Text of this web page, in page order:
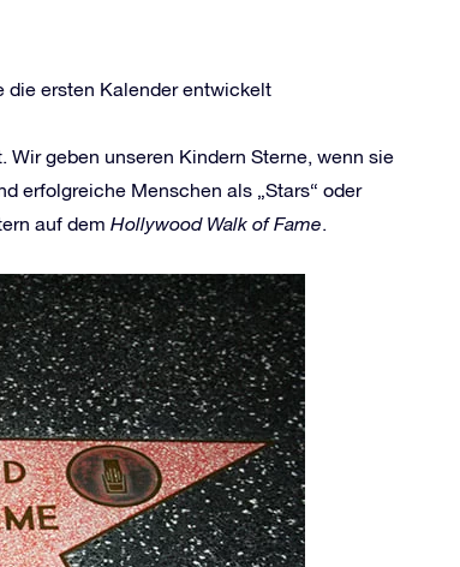
die ersten Kalender entwickelt
geben unseren Kindern Sterne, wenn sie
erfolgreiche Menschen als „Stars“ oder
auf dem Hollywood Walk of Fame.